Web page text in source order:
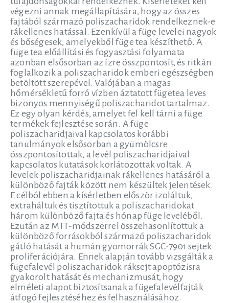
végezni annak megállapítására, hogy az összes
fajtából származó poliszacharidok rendelkeznek-e
rákellenes hatással. Ezenkívül a füge levelei nagyok
és bőségesek, amelyekből füge tea készíthető. A
füge tea előállítási és fogyasztási folyamata
azonban elsősorban az ízre összpontosít, és ritkán
foglalkozik a poliszacharidok emberi egészségben
betöltött szerepével. Valójában a magas
hőmérsékletű forró vízben áztatott fügetea leves
bizonyos mennyiségű poliszacharidot tartalmaz.
Ez egy olyan kérdés, amelyet fel kell tárni a füge
termékek fejlesztése során. A füge
poliszacharidjaival kapcsolatos korábbi
tanulmányok elsősorban a gyümölcsre
összpontosítottak, a levél poliszacharidjaival
kapcsolatos kutatások korlátozottak voltak. A
levelek poliszacharidjainak rákellenes hatásáról a
különböző fajták között nem készültek jelentések.
E célból ebben a kísérletben először izoláltuk,
extraháltuk és tisztítottuk a poliszacharidokat
három különböző fajta és hónap füge leveléből.
Ezután az MTT-módszerrel összehasonlítottuk a
különböző forrásokból származó poliszacharidok
gátló hatását a humán gyomorrák SGC-7901 sejtek
proliferációjára. Ennek alapján tovább vizsgálták a
fügefalevél poliszacharidok ráksejt apoptózisra
gyakorolt hatását és mechanizmusát, hogy
elméleti alapot biztosítsanak a fügefalevélfajták
átfogó fejlesztéséhez és felhasználásához.